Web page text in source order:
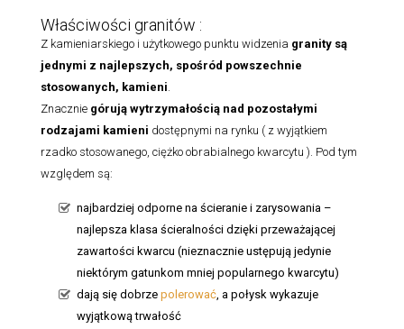
Właściwości granitów :
Z kamieniarskiego i użytkowego punktu widzenia granity są
jednymi z najlepszych, spośród powszechnie
stosowanych, kamieni
Znacznie górują wytrzymałością nad pozostałymi
rodzajami kamieni dostępnymi na rynku ( z wyjątkiem
rzadko stosowanego, ciężko obrabialnego kwarcytu ). Pod tym
względem są:
najbardziej odporne na ścieranie i zarysowania –
najlepsza klasa ścieralności dzięki przeważającej
zawartości kwarcu (nieznacznie ustępują jedynie
niektórym gatunkom mniej popularnego kwarcytu)
dają się dobrze polerować , a połysk wykazuje
wyjątkową trwałość